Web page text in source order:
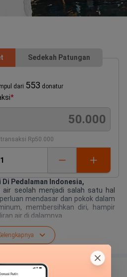
Sedekah Patungan
dari 553 donatur
*
Rp50.000
Pedalaman Indonesia,
air seolah menjadi salah satu hal
mendasar dan pokok dalam
membersihkan diri, hampir
air di dalamnya.
jika pun ada harus menempuh